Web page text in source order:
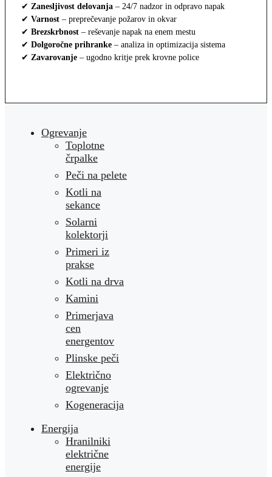
✔ Zanesljivost delovanja – 24/7 nadzor in odpravo napak
✔ Varnost – preprečevanje požarov in okvar
✔ Brezskrbnost – reševanje napak na enem mestu
✔ Dolgoročne prihranke – analiza in optimizacija sistema
✔ Zavarovanje – ugodno kritje prek krovne police
Ogrevanje
Toplotne
črpalke
Peči na pelete
Kotli na
sekance
Solarni
kolektorji
Primeri iz
prakse
Kotli na drva
Kamini
Primerjava
cen
energentov
Plinske peči
Električno
ogrevanje
Kogeneracija
Energija
Hranilniki
električne
energije